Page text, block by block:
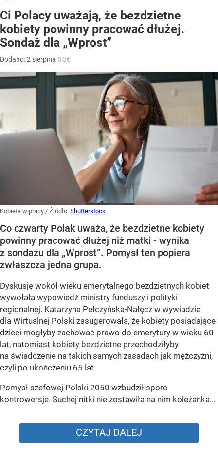
Ci Polacy uważają, że bezdzietne
kobiety powinny pracować dłużej.
Sondaż dla „Wprost”
Dodano:2 sierpnia 8:36
Kobieta w pracy / Źródło: Shutterstock
Co czwarty Polak uważa, że bezdzietne kobiety
powinny pracować dłużej niż matki - wynika
z sondażu dla „Wprost”. Pomysł ten popiera
zwłaszcza jedna grupa.
Dyskusję wokół wieku emerytalnego bezdzietnych kobiet
wywołała wypowiedź ministry funduszy i polityki
regionalnej. Katarzyna Pełczyńska-Nałęcz w wywiadzie
dla Wirtualnej Polski zasugerowała, że kobiety posiadające
dzieci mogłyby zachować prawo do emerytury w wieku 60
lat, natomiast kobiety bezdzietne przechodziłyby
na świadczenie na takich samych zasadach jak mężczyźni,
czyli po ukończeniu 65 lat.
Pomysł szefowej Polski 2050 wzbudził spore
kontrowersje. Suchej nitki nie zostawiła na nim koleżanka...
CZYTAJ DALEJ